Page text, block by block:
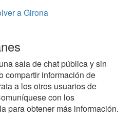
a Girona
sala de chat pública y sin
compartir información de
a los otros usuarios de
con los
para obtener más información.